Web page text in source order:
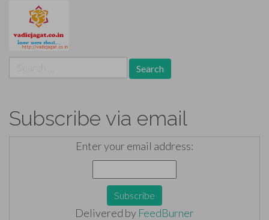
for:
Subscribe via email
Enter your email address:
Delivered by FeedBurner